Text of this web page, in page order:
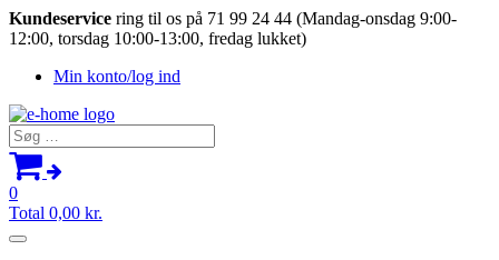
Kundeservice ring til os på 71 99 24 44 (Mandag-onsdag 9:00-
12:00, torsdag 10:00-13:00, fredag lukket)
Min konto/log ind
Søg
efter:
0
Total 0,00 kr.